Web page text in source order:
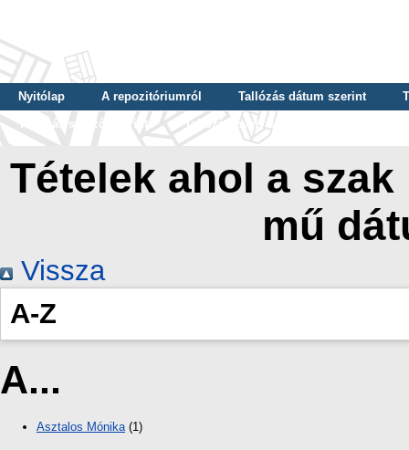
Nyitólap A repozitóriumról Tallózás dátum szerint
Tallózás szerző szerint
Tallózás nyelv szerint
Tételek ahol a
mű
Vissza
A-Z
A...
Asztalos Mónika(1)